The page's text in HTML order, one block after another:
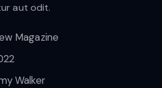
aut odit.
Magazine
Walker